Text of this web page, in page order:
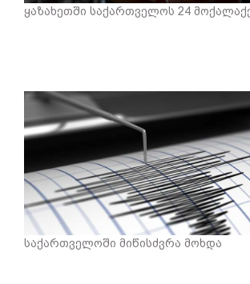
ყაზახეთში საქართველოს 24
საქართველოში მიწისძვრა მოხდა